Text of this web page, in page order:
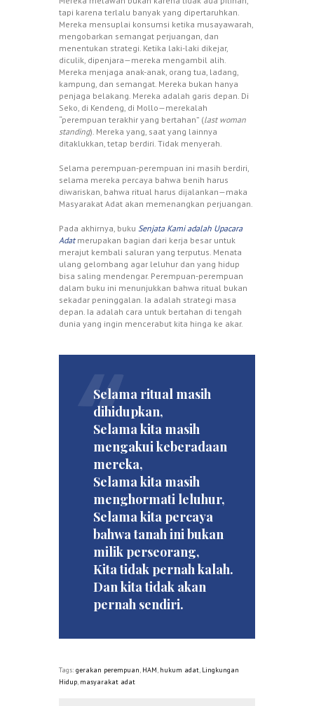
tapi karena terlalu banyak yang dipertaruhkan.
Mereka mensuplai konsumsi ketika musayawarah,
mengobarkan semangat perjuangan, dan
menentukan strategi. Ketika laki-laki dikejar,
diculik, dipenjara—mereka mengambil alih.
Mereka menjaga anak-anak, orang tua, ladang,
kampung, dan semangat. Mereka bukan hanya
penjaga belakang. Mereka adalah garis depan. Di
Seko, di Kendeng, di Mollo—merekalah
“perempuan terakhir yang bertahan” (last woman
standing). Mereka yang, saat yang lainnya
ditaklukkan, tetap berdiri. Tidak menyerah.
Selama perempuan-perempuan ini masih berdiri,
selama mereka percaya bahwa benih harus
diwariskan, bahwa ritual harus dijalankan—maka
Masyarakat Adat akan memenangkan perjuangan.
Pada akhirnya, buku Senjata Kami adalah Upacara
Adatmerupakan bagian dari kerja besar untuk
merajut kembali saluran yang terputus. Menata
ulang gelombang agar leluhur dan yang hidup
bisa saling mendengar. Perempuan-perempuan
dalam buku ini menunjukkan bahwa ritual bukan
sekadar peninggalan. Ia adalah strategi masa
depan. Ia adalah cara untuk bertahan di tengah
dunia yang ingin mencerabut kita hinga ke akar.
Selama ritual masih
dihidupkan,
Selama kita masih
mengakui keberadaan
mereka,
Selama kita masih
menghormati leluhur,
Selama kita percaya
bahwa tanah ini bukan
milik perseorang,
Kita tidak pernah kalah.
Dan kita tidak akan
pernah sendiri.
Tags: gerakan perempuan, HAM, hukum adat, Lingkungan
Hidup, masyarakat adat